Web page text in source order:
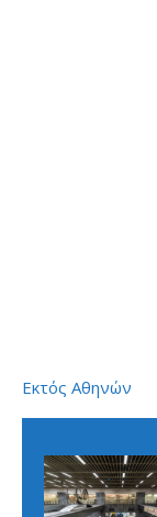
Εκτός Αθηνών